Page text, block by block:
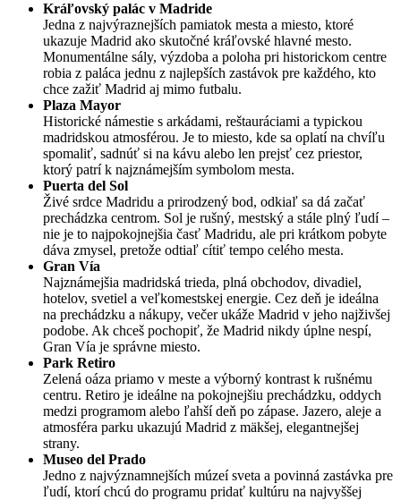
Kráľovský palác v Madride
Jedna z najvýraznejších pamiatok mesta a miesto, ktoré
ukazuje Madrid ako skutočné kráľovské hlavné mesto.
Monumentálne sály, výzdoba a poloha pri historickom centre
robia z paláca jednu z najlepších zastávok pre každého, kto
chce zažiť Madrid aj mimo futbalu.
Plaza Mayor
Historické námestie s arkádami, reštauráciami a typickou
madridskou atmosférou. Je to miesto, kde sa oplatí na chvíľu
spomaliť, sadnúť si na kávu alebo len prejsť cez priestor,
ktorý patrí k najznámejším symbolom mesta.
Puerta del Sol
Živé srdce Madridu a prirodzený bod, odkiaľ sa dá začať
prechádzka centrom. Sol je rušný, mestský a stále plný ľudí –
nie je to najpokojnejšia časť Madridu, ale pri krátkom pobyte
dáva zmysel, pretože odtiaľ cítiť tempo celého mesta.
Gran Vía
Najznámejšia madridská trieda, plná obchodov, divadiel,
hotelov, svetiel a veľkomestskej energie. Cez deň je ideálna
na prechádzku a nákupy, večer ukáže Madrid v jeho najživšej
podobe. Ak chceš pochopiť, že Madrid nikdy úplne nespí,
Gran Vía je správne miesto.
Park Retiro
Zelená oáza priamo v meste a výborný kontrast k rušnému
centru. Retiro je ideálne na pokojnejšiu prechádzku, oddych
medzi programom alebo ľahší deň po zápase. Jazero, aleje a
atmosféra parku ukazujú Madrid z mäkšej, elegantnejšej
strany.
Museo del Prado
Jedno z najvýznamnejších múzeí sveta a povinná zastávka pre
ľudí, ktorí chcú do programu pridať kultúru na najvyššej